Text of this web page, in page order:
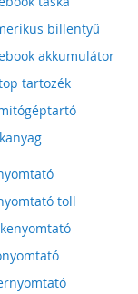
billentyű
akkumulátor
tartozék
toll